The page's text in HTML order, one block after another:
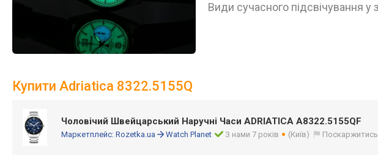
Види сучасного підсвічування у
Купити Adriatica 8322.5155Q
Чоловічий Швейцарський Наручні Часи ADRIATICA A8322.5155QF
Маркетплейс: Rozetka.ua Watch Planet З нами 7 років (Київ) Поскаржитись